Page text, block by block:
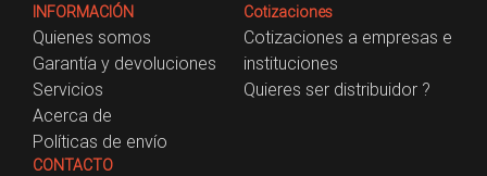
INFORMACIÓN
Quienes somos
Garantía y devoluciones
Servicios
Acerca de
Políticas de envío
Cotizaciones
Cotizaciones a empresas e
instituciones
Quieres ser distribuidor ?
CONTACTO